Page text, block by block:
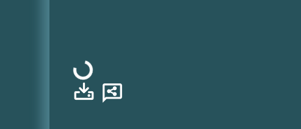
Φόρτωση...